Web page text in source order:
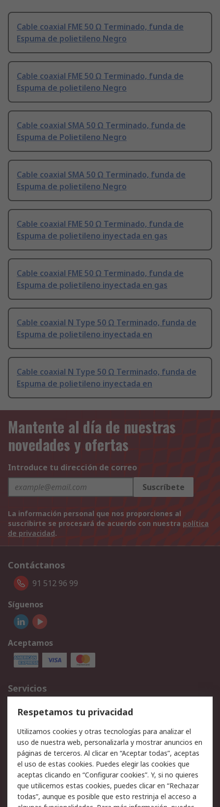
Cable coaxial FME 50 Ω Terminado, funda de
Espuma de polietileno Negro
Cable coaxial FME 50 Ω Terminado, funda de
Espuma de polietileno Negro
Cable coaxial SMA 50 Ω Terminado, funda de
Espuma de Polietileno Negro
Cable coaxial SMA 50 Ω Terminado, funda de
Espuma de polietileno Negro
Cable coaxial FME 50 Ω Terminado, funda de
Espuma de polietileno inyectada en gas
Cable coaxial FME 50 Ω Terminado, funda de
Espuma de polietileno inyectada en gas
Cable coaxial N Type 50 Ω Terminado, funda de
Espuma de polietileno inyectada en
Cable coaxial N Type 50 Ω Terminado, funda de
Espuma de polietileno inyectada en
Mantente al día de nuestras
novedades y ofertas
Introduce tu dirección de correo
Suscríbete
La información personal que nos proporciones al
suscribirte se procesará de acuerdo con nuestra política
de privacidad.
Contáctanos
91 512 96 99
Síguenos
Aceptamos
Servicios
Cómo realizar pedidos
Devoluciones
Facturación y pago
Ofertas
Soporte técnico
Legal
Aviso legal
Política de privacidad -
Actualizada
Política sobre cookies
Seguridad de emails
Respetamos tu privacidad
Utilizamos cookies y otras tecnologías para analizar el
uso de nuestra web, personalizarla y mostrar anuncios en
páginas de terceros. Al clicar en “Aceptar todas”, aceptas
el uso de estas cookies. Puedes elegir las cookies que
aceptas clicando en “Configurar cookies”. Y, si no quieres
que utilicemos estas cookies, puedes clicar en “Rechazar
todas”, aunque es posible que esto restrinja el acceso a